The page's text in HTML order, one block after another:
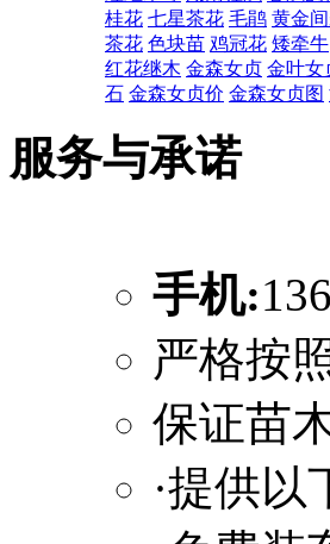
桂花 七星茶花 毛鹃 黄金
茶花 色块苗 鸡冠花 矮牵牛
红花继木 金森女贞 金叶女
石 金森女贞价 金森女贞图
服务与承诺
手机:
严格按
保证苗
·提供以